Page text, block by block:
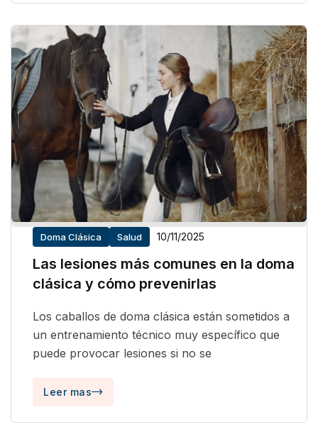
Doma Clásica Salud 10/11/2025
Las lesiones más comunes en la doma
clásica y cómo prevenirlas
Los caballos de doma clásica están sometidos a
un entrenamiento técnico muy específico que
puede provocar lesiones si no se
Leer mas